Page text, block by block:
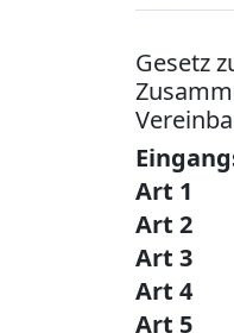
Gesetz
Art 1
Art 2
Art 3
Art 4
Art 5